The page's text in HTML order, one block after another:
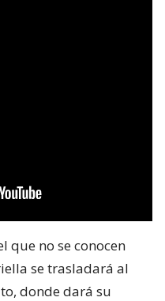
que no se conocen
se trasladará al
donde dará su